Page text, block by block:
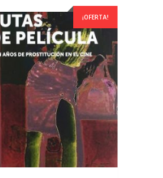
¡OFERTA!